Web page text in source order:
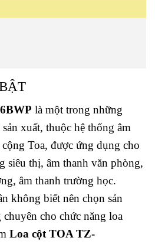
là một trong những
xuất, thuộc hệ thống âm
Toa, được ứng dụng cho
siêu thị, âm thanh văn phòng,
âm thanh trường học.
không biết nên chọn sản
cho chức năng loa
Loa cột TOA TZ-